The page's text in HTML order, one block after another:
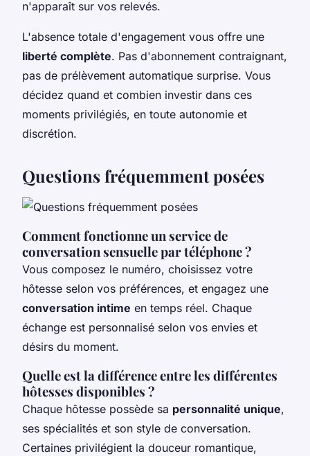
n'apparaît sur vos relevés.
L'absence totale d'engagement vous offre une
liberté complète. Pas d'abonnement contraignant,
pas de prélèvement automatique surprise. Vous
décidez quand et combien investir dans ces
moments privilégiés, en toute autonomie et
discrétion.
Questions fréquemment posées
Comment fonctionne un service de
conversation sensuelle par téléphone ?
Vous composez le numéro, choisissez votre
hôtesse selon vos préférences, et engagez une
conversation intime en temps réel. Chaque
échange est personnalisé selon vos envies et
désirs du moment.
Quelle est la différence entre les différentes
hôtesses disponibles ?
Chaque hôtesse possède sa personnalité unique,
ses spécialités et son style de conversation.
Certaines privilégient la douceur romantique,